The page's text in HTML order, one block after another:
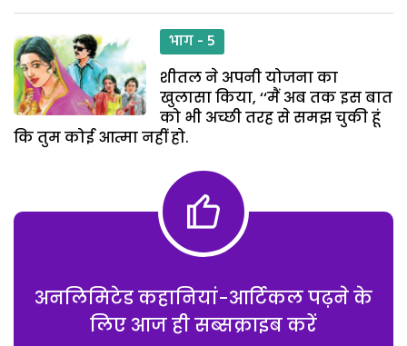
भाग - 5
शीतल ने अपनी योजना का
खुलासा किया, ‘‘मैं अब तक इस बात
को भी अच्छी तरह से समझ चुकी हूं
कि तुम कोई आत्मा नहीं हो.
अनलिमिटेड कहानियां-आर्टिकल पढ़ने के
लिए आज ही सब्सक्राइब करें